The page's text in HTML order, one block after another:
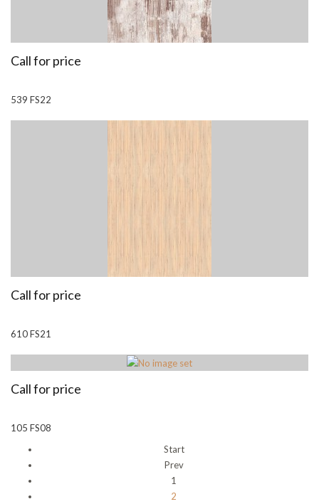
Call for price
539 FS22
Call for price
610 FS21
Call for price
105 FS08
Start
Prev
1
2